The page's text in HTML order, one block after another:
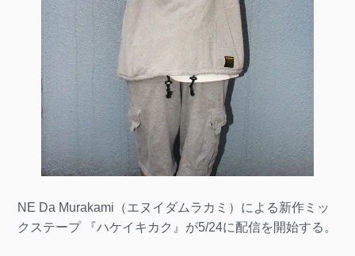
NE Da Murakami（エヌイダムラカミ）による新作ミッ
クステープ 『ハケイキカク』が5/24に配信を開始する。